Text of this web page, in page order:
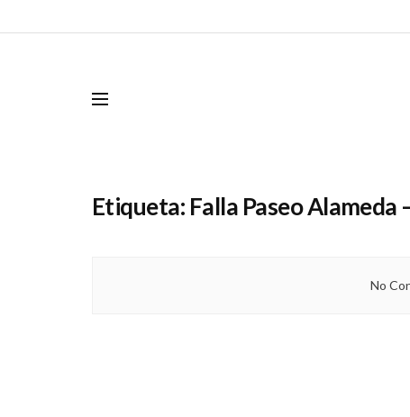
Etiqueta: Falla Paseo Alameda
No